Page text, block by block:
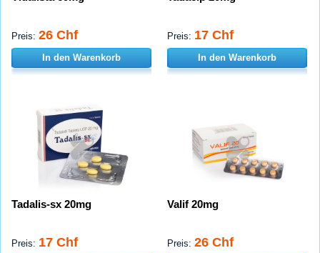
Preis: 26 Chf
In den Warenkorb
Preis: 17 Chf
In den Warenkorb
Tadalis-sx 20mg
Preis: 17 Chf
Valif 20mg
Preis: 26 Chf